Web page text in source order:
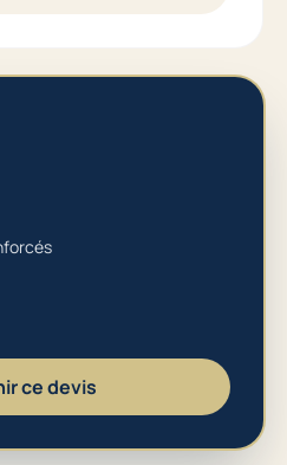
ce devis